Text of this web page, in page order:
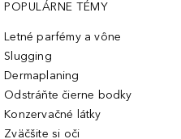
POPULÁRNE TÉMY
Letné parfémy a vône
Slugging
Dermaplaning
Odstráňte čierne bodky
Konzervačné látky
Zväčšite si oči